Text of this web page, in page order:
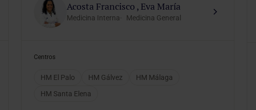
Acosta Francisco , Eva María
Medicina Interna Medicina General
Centros
HM El Palo HM Gálvez
HM Málaga
HM Santa Elena